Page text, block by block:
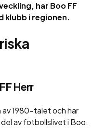
har Boo FF
klubb i regionen.
Herr
av 1980-talet och har
av fotbollslivet i Boo.